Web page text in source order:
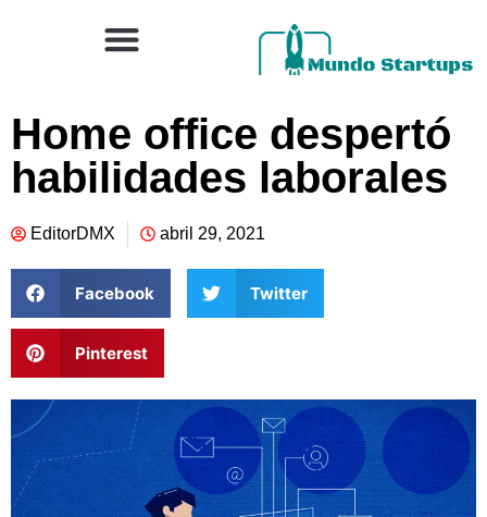
Home office despertó
habilidades laborales
EditorDMX abril 29, 2021
Facebook Twitter
Pinterest